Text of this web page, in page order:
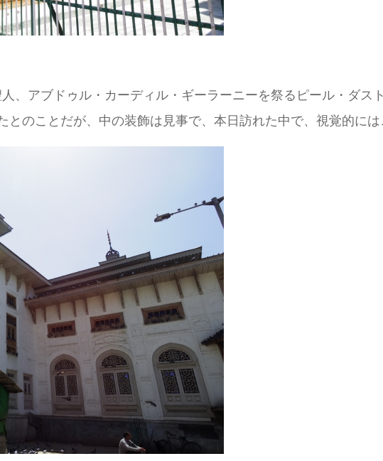
、アブドゥル・カーディル・ギーラーニーを祭るピール・ダス
のことだが、中の装飾は見事で、本日訪れた中で、視覚的には